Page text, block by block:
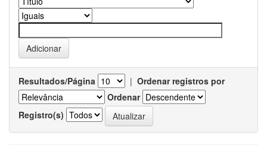
Resultados/Página | Ordenar registros por
Ordenar
Registro(s)